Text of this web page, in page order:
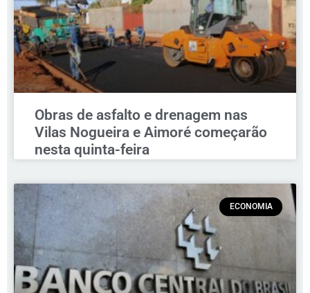
Obras de asfalto e drenagem nas
Vilas Nogueira e Aimoré começarão
nesta quinta-feira
ECONOMIA